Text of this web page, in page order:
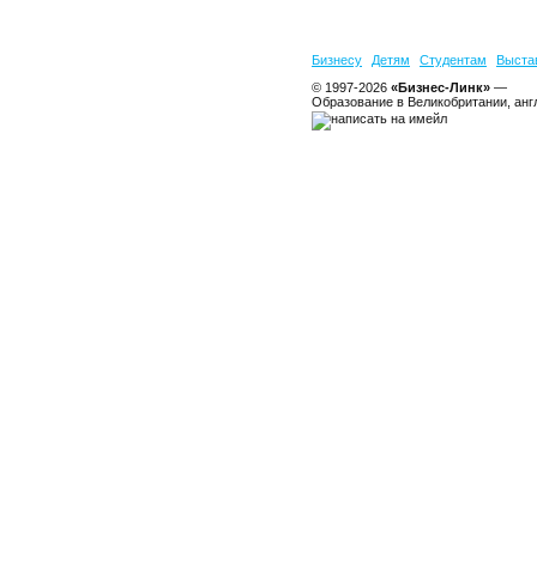
Бизнесу Детям Студентам
© 1997-2026 «Бизнес-Линк» —
Образование в Великобритании,